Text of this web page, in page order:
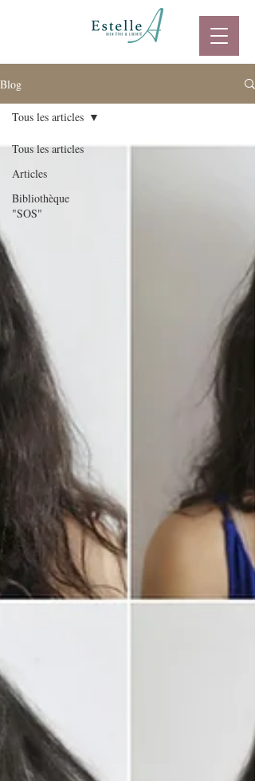
Blog
Tous les articles
Articles
Bibliothèque
"SOS"
Tous les articles